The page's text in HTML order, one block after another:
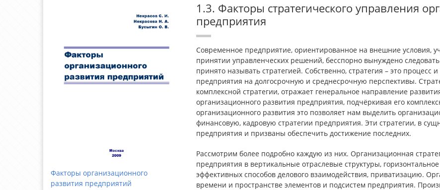
Факторы организационного
развития предприятий
1.3. Факторы стратегического управления
предприятия
Современное предприятие, ориентированное на внешние условия,
принятии управленческих решений, бесспорно вынуждено
принято называть стратегией. Собственно, стратегия – это процесс
предприятия на долгосрочную и среднесрочную перспективы.
комплексной стратегии, отражает генеральное направление
организационного развития предприятия, подчёркивая его
организационного развития это позволяет нам выделить
финансовую, кадровую стратегии предприятия. Эти стратегии, в
предприятия и призваны обеспечить достижение последних.
Рассмотрим более подробно каждую из них. Организационная
предприятия в вертикальные отраслевые структуры,
эффективных способов делового взаимодействия, приватизацию.
времени и пространстве элементов и подсистем предприятия.